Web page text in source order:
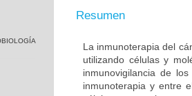
Resumen
La inmunoterapia del
utilizando células y
inmunovigilancia de
inmunoterapia y entre